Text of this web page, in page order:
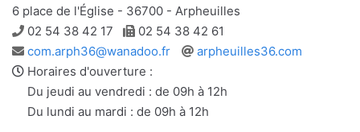
6 place de l'Église - 36700 - Arpheuilles
Téléphone
02 54 38 42 17 Télécopie
02 54 38 42 61
Adresse
e-
mail
com.arph36@wanadoo.fr
Site
arpheuilles36.com
Horaires d'ouverture :
Du jeudi au vendredi : de 09h à 12h
Du lundi au mardi : de 09h à 12h